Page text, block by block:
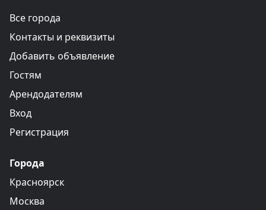
Все города
Контакты и реквизиты
Добавить объявление
Гостям
Арендодателям
Вход
Регистрация
Города
Красноярск
Москва